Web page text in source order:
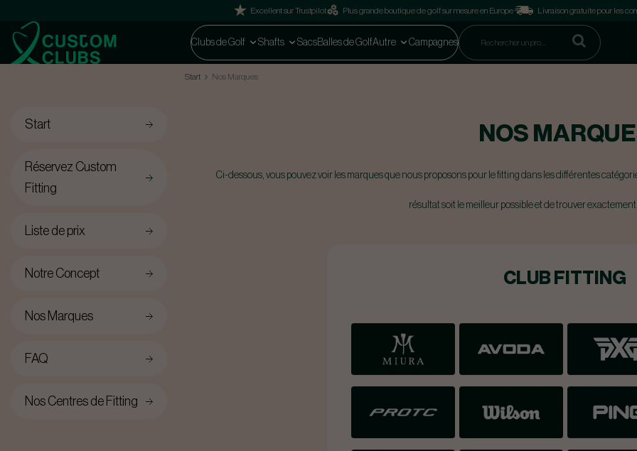
Excellent sur Trustpilot Plus grande boutique de golf sur mesure en Europe Livraison gratuite pour les
Clubs de Golf Shafts SacsBalles de GolfAutre Campagnes
Start
Réservez Custom
Fitting
Liste de prix
Notre Concept
Nos Marques
FAQ
Nos Centres de Fitting
Start Nos Marques
NOS
Ci-dessous, vous pouvez voir les marques que nous proposons pour le fitting dans les différentes
résultat soit le meilleur possible et de trouver
CLUB FITTING